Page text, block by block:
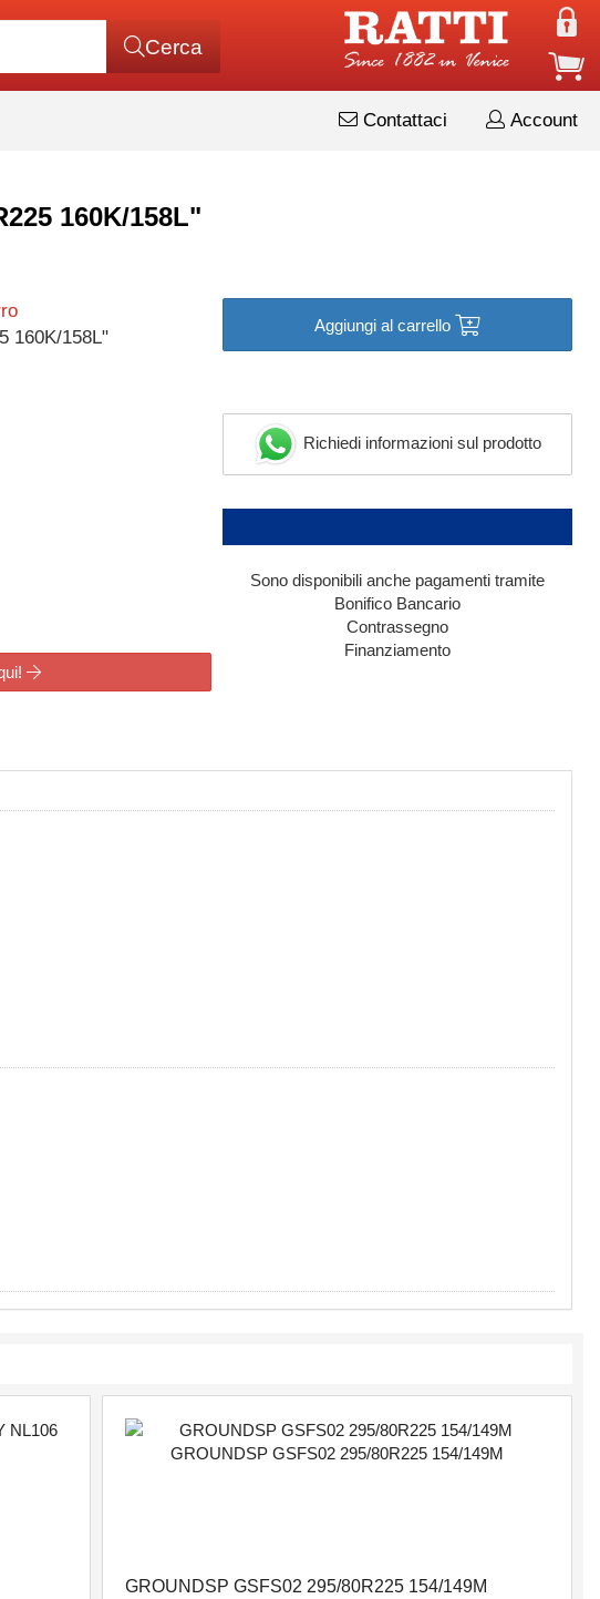
Cerca
Account
Contattaci
160K/158L"
160K/158L"
Aggiungi al carrello
Richiedi informazioni sul prodotto
Sono disponibili anche pagamenti tramite
Bonifico Bancario
Contrassegno
Finanziamento
GROUNDSP GSFS02 295/80R225 154/149M